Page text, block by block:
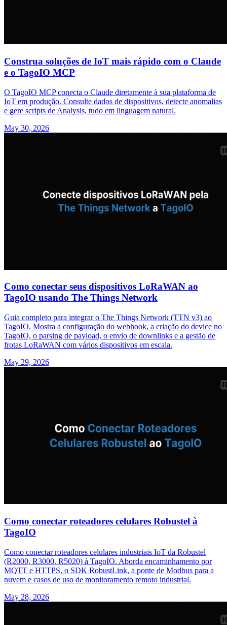
Construa soluções de IoT mais rápido com o Claude
e o TagoIO MCP
O TagoIO MCP conecta o Claude diretamente à sua plataforma de
IoT em produção. Consulte dados de dispositivos, detecte anomalias
e gere scripts de Analysis, tudo em linguagem natural.
May 30, 2026
Como conectar seus dispositivos LoRaWAN ao
TagoIO usando The Things Network
Guia completo para integrar o The Things Network (TTN v3) ao
TagoIO. Mostra a configuração do webhook, a criação do device no
TagoIO, o parsing de payload, o envio de downlinks e a gestão de
frotas LoRaWAN com vários dispositivos em escala.
May 29, 2026
Como conectar roteadores celulares Robustel à
TagoIO
Como conectar roteadores celulares industriais IoT da Robustel
(R2000, R3000, R5020) à TagoIO. Aborda encaminhamento por
MQTT e HTTPS, o SDK RobustLink, a ponte de Modbus para a
nuvem e casos de uso de monitoramento remoto industrial.
May 28, 2026